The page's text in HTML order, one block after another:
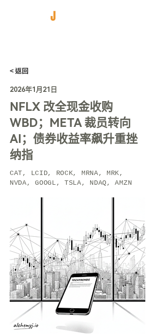
< 返回
2026年1月21日
NFLX 改全现金收购
WBD；META 裁员转向
AI；债券收益率飙升重挫
纳指
CAT, LCID, ROCK, MRNA, MRK,
NVDA, GOOGL, TSLA, NDAQ, AMZN